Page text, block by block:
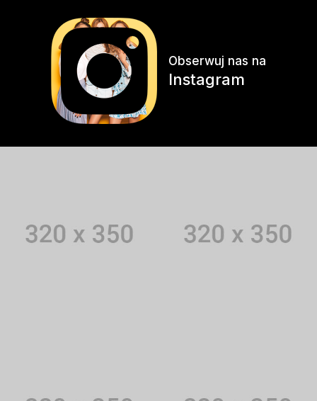
Obserwuj nas na
Instagram